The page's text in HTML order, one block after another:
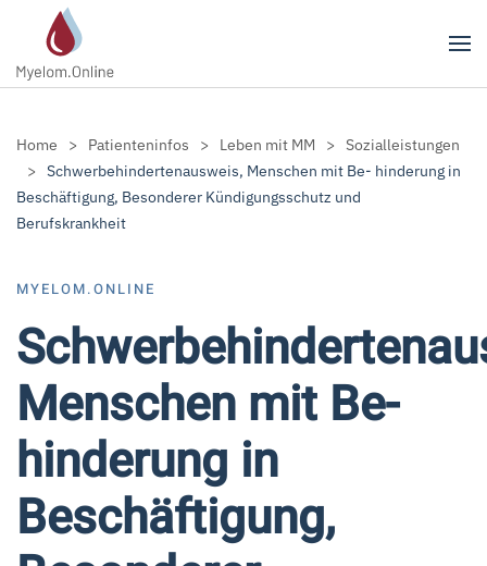
Zum Hauptinhalt springen
Home Patienteninfos Leben mit MM
Sozialleistungen
Schwerbehindertenausweis, Menschen mit Be- hinderung in
Beschäftigung, Besonderer Kündigungsschutz und
Berufskrankheit
MYELOM.ONLINE
Menschen mit Be-
hinderung in
Beschäftigung,